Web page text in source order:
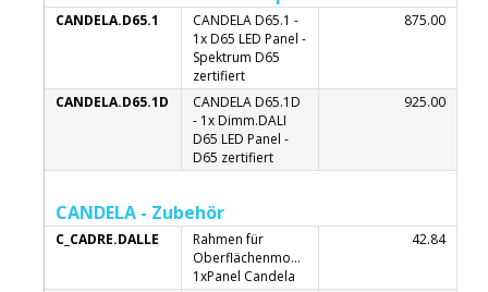
CANDELA.D65.1
CANDELA D65.1 -
1x D65 LED Panel -
Spektrum D65
zertifiert
875.00
CANDELA.D65.1D
CANDELA D65.1D
- 1x Dimm.DALI
D65 LED Panel -
D65 zertifiert
925.00
CANDELA - Zubehör
C_CADRE.DALLE
Rahmen für
Oberflächenmontage
1xPanel Candela
42.84